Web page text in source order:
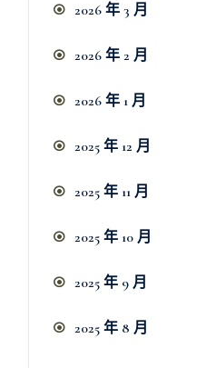
2026 年 3 月
2026 年 2 月
2026 年 1 月
2025 年 12 月
2025 年 11 月
2025 年 10 月
2025 年 9 月
2025 年 8 月